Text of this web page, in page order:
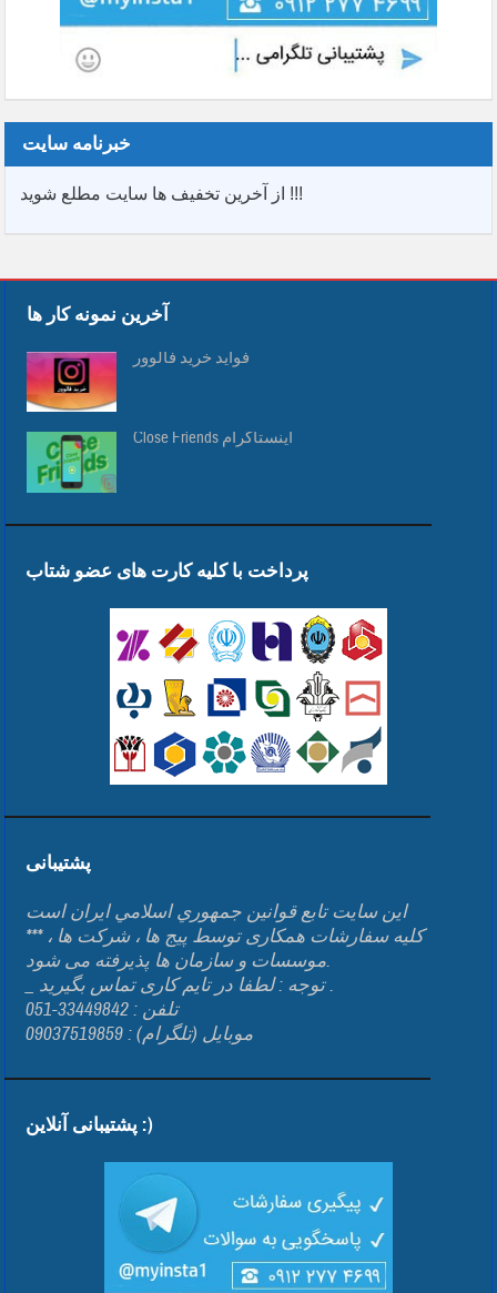
خبرنامه سایت
از آخرین تخفیف ها سایت مطلع شوید !!!
آخرین نمونه کار ها
فواید خرید فالوور
Close Friends اینستاگرام
پرداخت با کلیه کارت های عضو شتاب
پشتیبانی
اين سايت تابع قوانين جمهوري اسلامي ايران است
*** کلیه سفارشات همکاری توسط پیج ها ، شرکت ها ،
موسسات و سازمان ها پذیرفته می شود.
_ توجه : لطفا در تایم کاری تماس بگیرید .
تلفن : 33449842-051
موبایل (تلگرام) : 09037519859
پشتیبانی آنلاین :)